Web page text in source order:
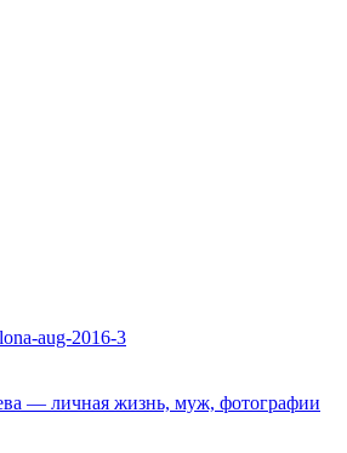
aug-2016-3
— личная жизнь, муж, фотографии